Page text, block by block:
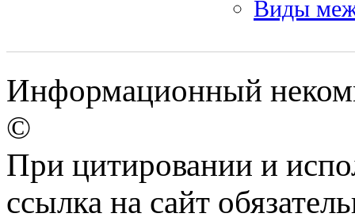
Виды
Информационный
©
При цитировании и
ссылка на сайт